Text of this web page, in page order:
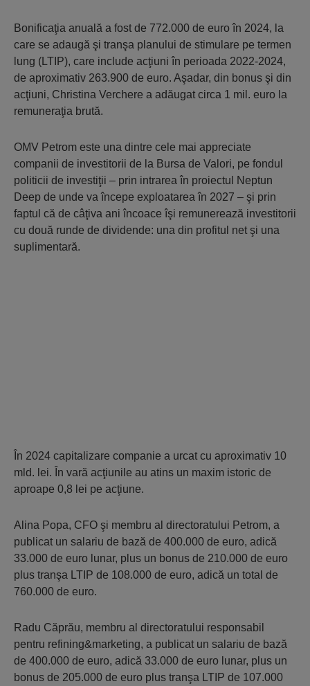
Bonificaţia anuală a fost de 772.000 de euro în 2024, la
care se adaugă şi tranşa planului de stimulare pe termen
lung (LTIP), care include acţiuni în perioada 2022-2024,
de aproximativ 263.900 de euro. Aşadar, din bonus şi din
acţiuni, Christina Verchere a adăugat circa 1 mil. euro la
remuneraţia brută.
OMV Petrom este una dintre cele mai appreciate
companii de investitorii de la Bursa de Valori, pe fondul
politicii de investiţii – prin intrarea în proiectul Neptun
Deep de unde va începe exploatarea în 2027 – şi prin
faptul că de câţiva ani încoace îşi remunerează investitorii
cu două runde de dividende: una din profitul net şi una
suplimentară.
În 2024 capitalizare companie a urcat cu aproximativ 10
mld. lei. În vară acţiunile au atins un maxim istoric de
aproape 0,8 lei pe acţiune.
Alina Popa, CFO şi membru al directoratului Petrom, a
publicat un salariu de bază de 400.000 de euro, adică
33.000 de euro lunar, plus un bonus de 210.000 de euro
plus tranşa LTIP de 108.000 de euro, adică un total de
760.000 de euro.
Radu Căprău, membru al directoratului responsabil
pentru refining&marketing, a publicat un salariu de bază
de 400.000 de euro, adică 33.000 de euro lunar, plus un
bonus de 205.000 de euro plus tranşa LTIP de 107.000